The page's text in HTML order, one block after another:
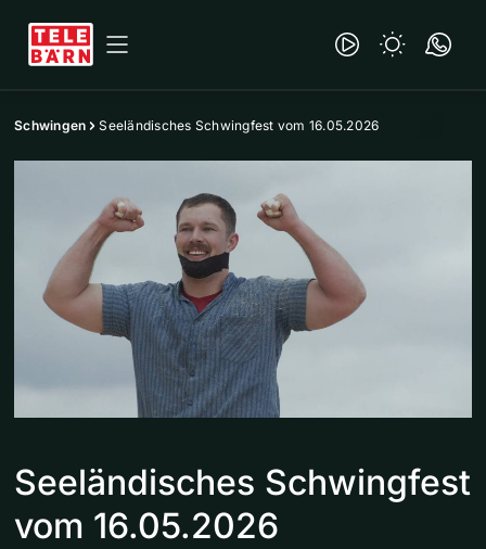
Schwingen Seeländisches Schwingfest vom 16.05.2026
Seeländisches Schwingfest
vom 16.05.2026